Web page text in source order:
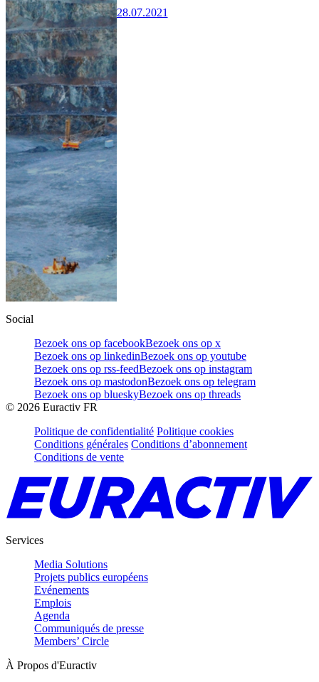
28.07.2021
Social
Bezoek ons op facebookBezoek ons op x
Bezoek ons op linkedinBezoek ons op youtube
Bezoek ons op rss-feedBezoek ons op instagram
Bezoek ons op mastodonBezoek ons op telegram
Bezoek ons op blueskyBezoek ons op threads
© 2026 Euractiv FR
Politique de confidentialité Politique cookies
Conditions générales Conditions d’abonnement
Conditions de vente
Services
Media Solutions
Projets publics européens
Evénements
Emplois
Agenda
Communiqués de presse
Members’ Circle
À Propos d'Euractiv